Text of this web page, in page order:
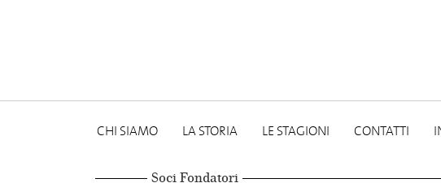
CHI SIAMO LA STORIA LE STAGIONI CONTATTI
Soci Fondatori